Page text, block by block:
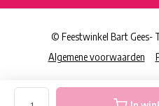
Algemene voorwaarden
© Feestwinkel Bart Gees-